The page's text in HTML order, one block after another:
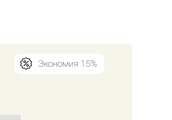
Экономия 15%